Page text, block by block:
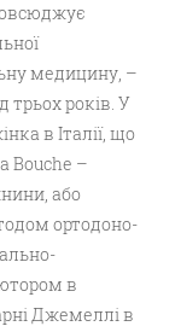
медицину, –
трьох років. У
в Італії, що
Bouche –
або
ортодоно-
в
Джемеллі в